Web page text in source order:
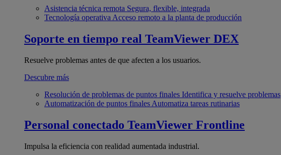
Asistencia técnica remota Segura, flexible, integrada
Tecnología operativa Acceso remoto a la planta de producción
Soporte en tiempo real TeamViewer DEX
Resuelve problemas antes de que afecten a los usuarios.
Descubre más
Resolución de problemas de puntos finales Identifica y resuelve problemas
Automatización de puntos finales Automatiza tareas rutinarias
Personal conectado TeamViewer Frontline
Impulsa la eficiencia con realidad aumentada industrial.